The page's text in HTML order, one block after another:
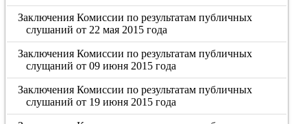
Заключения Комиссии по результатам публичных
слушаний от 22 мая 2015 года
Заключения Комиссии по результатам публичных
слущаний от 09 июня 2015 года
Заключения Комиссии по результатам публичных
слушаний от 19 июня 2015 года